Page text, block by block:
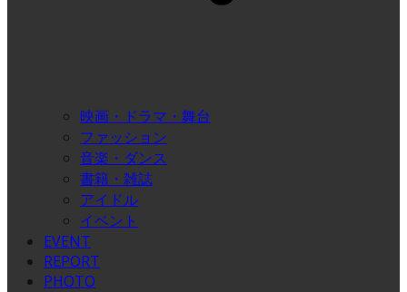
映画・ドラマ・舞台
ファッション
音楽・ダンス
書籍・雑誌
アイドル
イベント
EVENT
REPORT
PHOTO